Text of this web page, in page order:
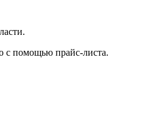
с помощью прайс-листа.